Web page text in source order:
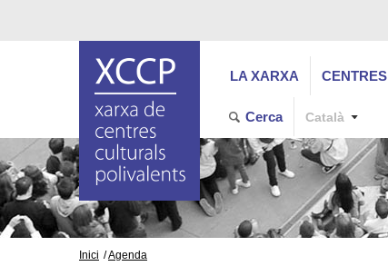
LA XARXA CENTRES
Cerca Català
Inici Agenda